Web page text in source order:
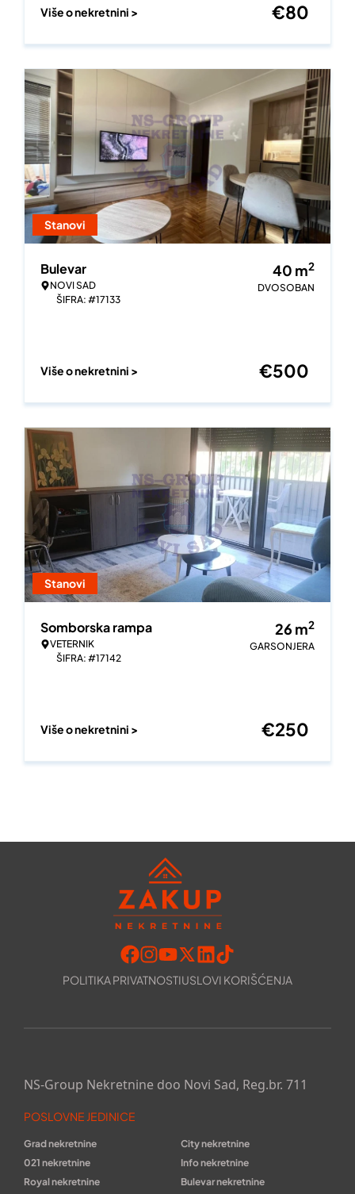
Više o nekretnini > €80
Stanovi
Bulevar
NOVI SAD
ŠIFRA: #17133
40 m2
DVOSOBAN
Više o nekretnini > €500
Stanovi
Somborska rampa
VETERNIK
ŠIFRA: #17142
26 m2
GARSONJERA
Više o nekretnini > €250
POLITIKA PRIVATNOSTIUSLOVI KORIŠĆENJA
NS-Group Nekretnine doo Novi Sad, Reg.br. 711
POSLOVNE JEDINICE
Grad nekretnine
City nekretnine
021 nekretnine
Info nekretnine
Royal nekretnine
Bulevar nekretnine